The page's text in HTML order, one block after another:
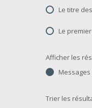
Le titre
Le
Afficher les
Messages
Trier les